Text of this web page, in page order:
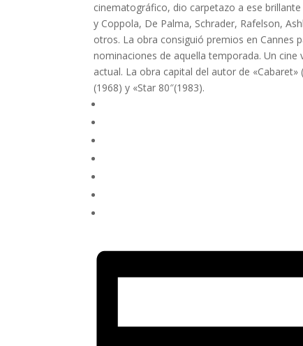
cinematográfico, dio carpetazo a ese
y Coppola, De Palma, Schrader, Rafelson,
otros. La obra consiguió premios en Cannes
nominaciones de aquella temporada. Un
actual. La obra capital del autor de
(1968) y «Star 80″(1983).